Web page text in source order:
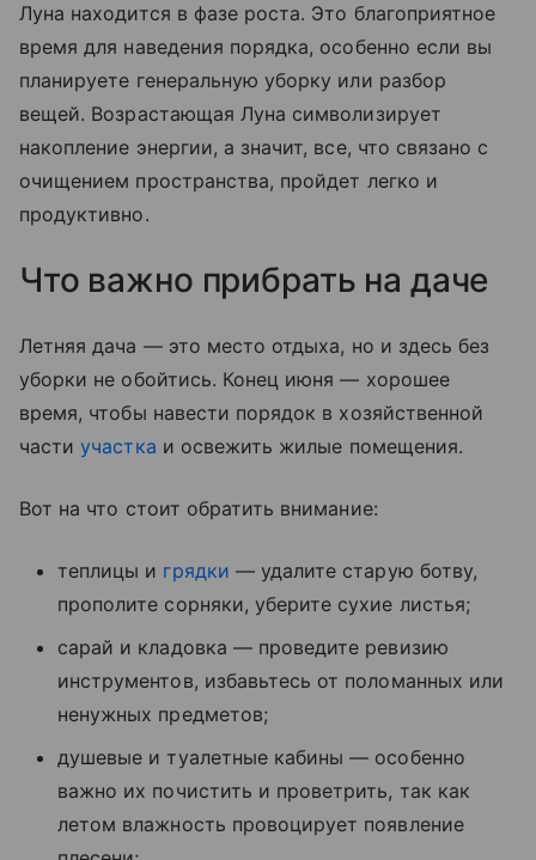
Луна находится в фазе роста. Это благоприятное
время для наведения порядка, особенно если вы
планируете генеральную уборку или разбор
вещей. Возрастающая Луна символизирует
накопление энергии, а значит, все, что связано с
очищением пространства, пройдет легко и
продуктивно.
Что важно прибрать на даче
Летняя дача — это место отдыха, но и здесь без
уборки не обойтись. Конец июня — хорошее
время, чтобы навести порядок в хозяйственной
частиучастка и освежить жилые помещения.
Вот на что стоит обратить внимание:
теплицы и грядки — удалите старую ботву,
прополите сорняки, уберите сухие листья;
сарай и кладовка — проведите ревизию
инструментов, избавьтесь от поломанных или
ненужных предметов;
душевые и туалетные кабины — особенно
важно их почистить и проветрить, так как
летом влажность провоцирует появление